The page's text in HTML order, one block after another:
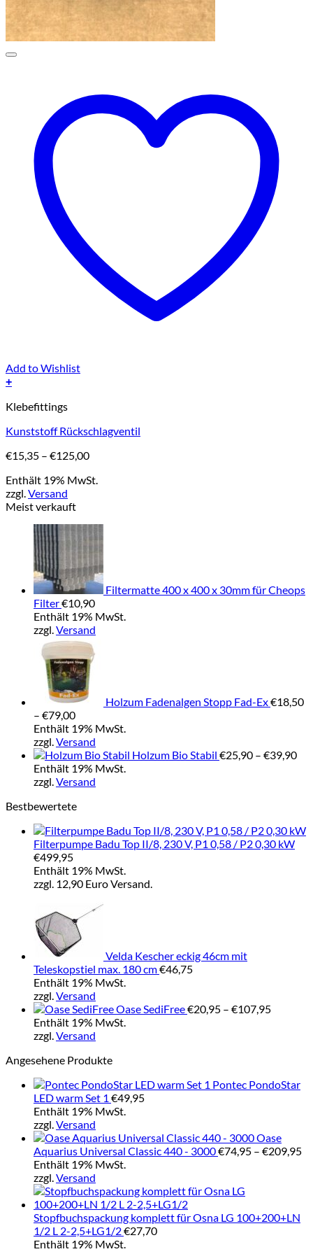
Add to Wishlist
+
Produkt
mehrere
auf.
Die
Optionen
können
auf
Produktseite
gewählt
werden
Klebefittings
Kunststoff Rückschlagventil
€15,35 – €125,00Preisspanne:
bis
Enthält 19% MwSt.
zzgl.Versand
Meist verkauft
Filtermatte 400 x 400 x 30mm für Cheops
Filter€10,90
Enthält 19% MwSt.
zzgl.Versand
Holzum Fadenalgen Stopp Fad-Ex€18,50
– €79,00Preisspanne:
€18,50
bis
€79,00
Enthält 19% MwSt.
zzgl.Versand
Holzum Bio Stabil €25,90 – €39,90
Enthält 19% MwSt.
zzgl.Versand
Bestbewertete
Filterpumpe Badu Top II/8, 230 V, P1 0,58 / P2 0,30 kW
€499,95
Enthält 19% MwSt.
zzgl. 12,90 Euro Versand.
Velda Kescher eckig 46cm mit
Teleskopstiel max. 180 cm€46,75
Enthält 19% MwSt.
zzgl.Versand
Oase SediFree€20,95 – €107,95
Enthält 19% MwSt.
zzgl.Versand
Angesehene Produkte
Pontec PondoStar
LED warm Set 1 €49,95
Enthält 19% MwSt.
zzgl.Versand
Oase
Aquarius Universal Classic 440 - 3000€74,95 – €209,95
Enthält 19% MwSt.
zzgl.Versand
Stopfbuchspackung komplett für Osna LG 100+200+LN
1/2 L 2-2,5+LG1/2€27,70
Enthält 19% MwSt.